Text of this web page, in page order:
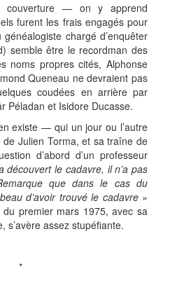
couverture — on y apprend
furent les frais engagés pour
chargé d’enquêter
semble être le recordman des
noms propres cités, Alphonse
Queneau ne devraient pas
coudées en arrière par
Péladan et Isidore Ducasse.
— qui un jour ou l’autre
Julien Torma, et sa traîne de
d’abord d’un professeur
découvert le cadavre, il n’a pas
que dans le cas du
beau d’avoir trouvéle cadavre»
premier mars 1975, avec sa
s’avère assez stupéfiante.
*